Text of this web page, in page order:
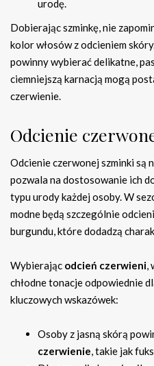
urodę.
Dobierając szminkę, nie
kolor włosów z odcieniem
powinny wybierać delikatne,
ciemniejszą karnacją mogą
czerwienie.
Odcienie
Odcienie czerwonej szminki są
pozwala na dostosowanie ich
typu urody każdej osoby. W
modne będą szczególnie
burgundu, które dodadzą
Wybierając odcień czerwieni,
chłodne tonacje odpowiednie
kluczowych wskazówek:
Osoby z jasną skórą
czerwienie, takie jak